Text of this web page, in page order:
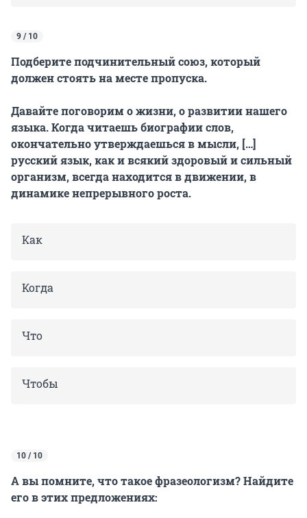
9 / 10
Подберите подчинительный союз, который
должен стоять на месте пропуска.
Давайте поговорим о жизни, о развитии нашего
языка. Когда читаешь биографии слов,
окончательно утверждаешься в мысли, […]
русский язык, как и всякий здоровый и сильный
организм, всегда находится в движении, в
динамике непрерывного роста.
Как
Когда
Что
Чтобы
10 / 10
А вы помните, что такое фразеологизм? Найдите
его в этих предложениях: